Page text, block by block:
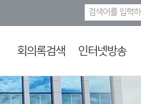
회의록검색 인터넷방송